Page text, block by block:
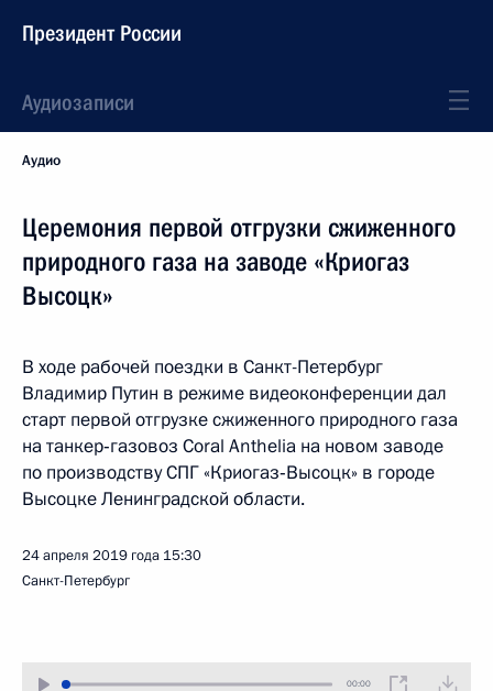
Президент России
Аудиозаписи
Аудио
Церемония первой отгрузки сжиженного
природного газа на заводе «Криогаз
Высоцк»
В ходе рабочей поездки в Санкт-Петербург
Владимир Путин в режиме видеоконференции дал
старт первой отгрузке сжиженного природного газа
на танкер‑газовоз Coral Anthelia на новом заводе
по производству СПГ «Криогаз‑Высоцк» в городе
Высоцке Ленинградской области.
24 апреля 2019 года 15:30
Санкт-Петербург
00:00